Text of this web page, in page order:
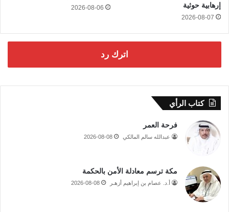
إرهابية حوثية
2026-08-07
2026-08-06
اترك رد
كتاب الرأي
فرحة العمر
عبدالله سالم المالكي 2026-08-08
مكة ترسم معادلة الأمن بالحكمة
أ.د. عصام بن إبراهيم أزهـر 2026-08-08